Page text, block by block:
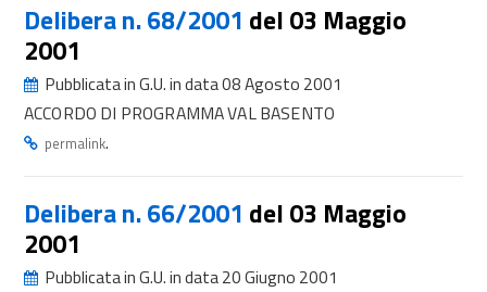
Delibera n. 68/2001 del 03 Maggio
2001
Pubblicata in G.U. in data 08 Agosto 2001
ACCORDO DI PROGRAMMA VAL BASENTO
permalink.
Delibera n. 66/2001 del 03 Maggio
2001
Pubblicata in G.U. in data 20 Giugno 2001